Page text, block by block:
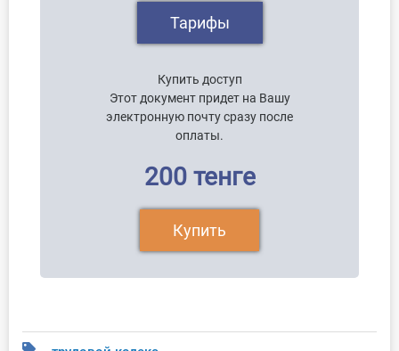
Тарифы
Купить доступ
Этот документ придет на Вашу
электронную почту сразу после
оплаты.
200 тенге
Купить